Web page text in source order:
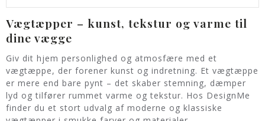
Vægtæpper – kunst, tekstur og varme til
dine vægge
Giv dit hjem personlighed og atmosfære med et
vægtæppe, der forener kunst og indretning. Et vægtæppe
er mere end bare pynt – det skaber stemning, dæmper
lyd og tilfører rummet varme og tekstur. Hos DesignMe
finder du et stort udvalg af moderne og klassiske